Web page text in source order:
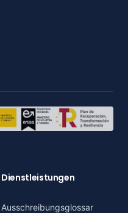
Dienstleistungen
Ausschreibungsglossar